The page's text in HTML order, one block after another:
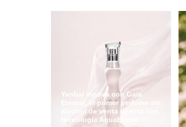
Yanbal innova con Gaia
Eternal, el primer perfume sin
alcohol de venta directa con
tecnología AquaElixir®